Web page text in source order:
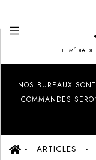
LE MÉDIA DE
NOS BUREAUX
COMMANDES
ARTICLES